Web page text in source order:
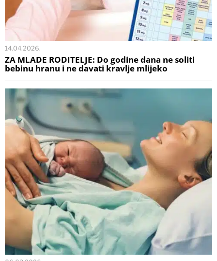
14.04.2026.
ZA MLADE RODITELJE: Do godine dana ne soliti
bebinu hranu i ne davati kravlje mlijeko